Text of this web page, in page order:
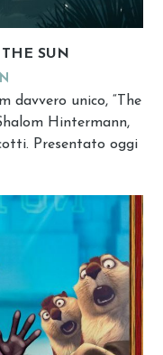
SUN
davvero unico, “The
Hintermann,
Presentato oggi